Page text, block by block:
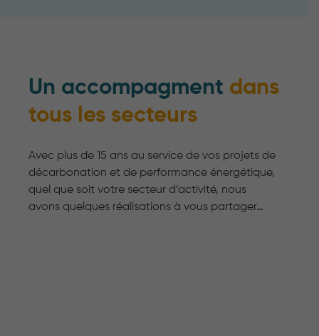
Un accompagment dans
tous les secteurs
Avec plus de 15 ans au service de vos projets de
décarbonation et de performance énergétique,
quel que soit votre secteur d’activité, nous
avons quelques réalisations à vous partager…